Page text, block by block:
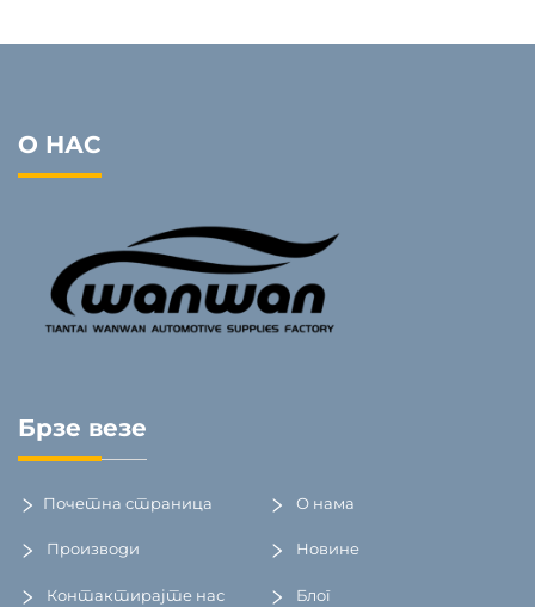
О НАС
Брзе везе
Почетна страница О нама
Производи Новине
Контактирајте нас Блог